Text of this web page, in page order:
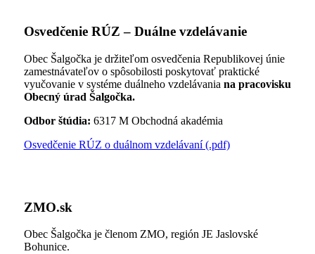
Osvedčenie RÚZ – Duálne vzdelávanie
Obec Šalgočka je držiteľom osvedčenia Republikovej únie
zamestnávateľov o spôsobilosti poskytovať praktické
vyučovanie v systéme duálneho vzdelávania na pracovisku
Obecný úrad Šalgočka.
Odbor štúdia: 6317 M Obchodná akadémia
Osvedčenie RÚZ o duálnom vzdelávaní (.pdf)
ZMO.sk
Obec Šalgočka je členom ZMO, región JE Jaslovské
Bohunice.